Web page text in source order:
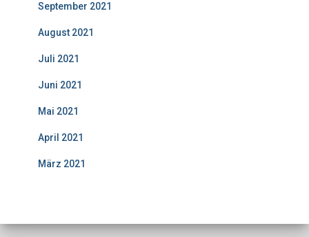
September 2021
August 2021
Juli 2021
Juni 2021
Mai 2021
April 2021
März 2021